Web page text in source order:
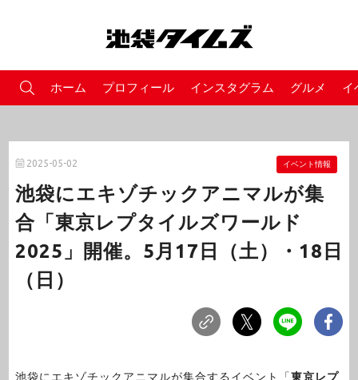
ホーム プロフィール インスタグラム グルメ イ
2025-05-02 イベント情報
池袋にエキゾチックアニマルが集
合「東京レプタイルズワールド
2025」開催。5月17日（土）・18日
（日）
池袋にエキゾチックアニマルが集合するイベント「東京レプ